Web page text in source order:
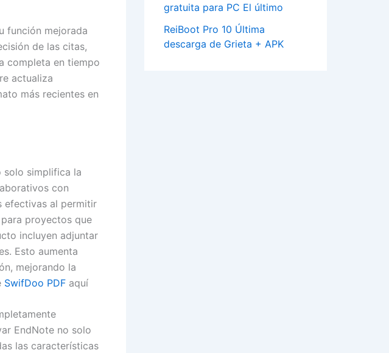
función mejorada
de las citas,
completa en tiempo
actualiza
más recientes en
solo simplifica la
con
efectivas al permitir
proyectos que
incluyen adjuntar
Esto aumenta
mejorando la
SwifDoo PDF aquí
EndNote no solo
las características
gratuita para PC El último
ReiBoot Pro 10 Última
descarga de Grieta + APK